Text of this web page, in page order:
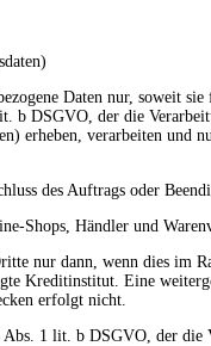
Daten nur, soweit
DSGVO, der die
erheben, verarbeiten
des Auftrags oder
Shops, Händler und
nur dann, wenn dies im
Kreditinstitut. Eine
erfolgt nicht.
1 lit. b DSGVO, der die